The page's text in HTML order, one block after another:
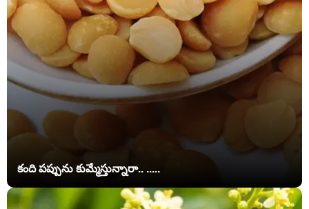
కంది పప్పును కుమ్మేస్తున్నారా.. .....